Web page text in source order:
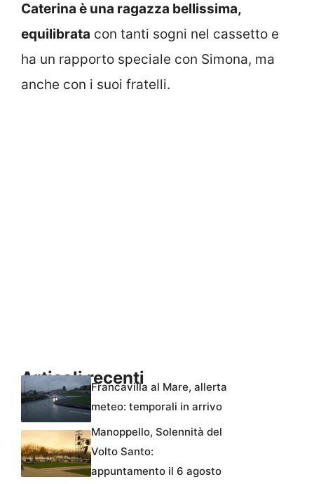
Caterina è una ragazza bellissima,
equilibrata con tanti sogni nel cassetto e
ha un rapporto speciale con Simona, ma
anche con i suoi fratelli.
Articoli recentiFrancavilla al Mare, allerta
meteo: temporali in arrivo
Manoppello, Solennità del
Volto Santo:
appuntamento il 6 agosto